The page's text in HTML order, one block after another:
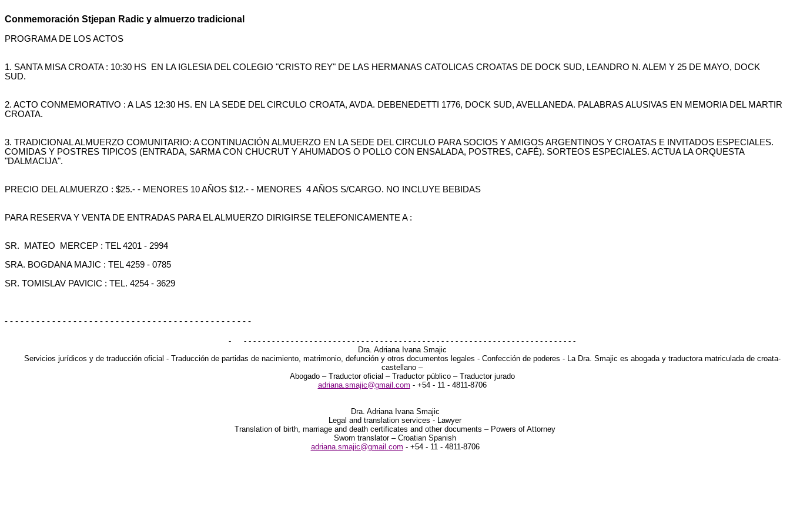
Conmemoración Stjepan Radic y almuerzo tradicional
PROGRAMA DE LOS ACTOS
1. SANTA MISA CROATA : 10:30 HS
EN LA IGLESIA DEL COLEGIO "CRISTO REY" DE LAS HERMANAS CATOLICAS CROATAS DE DOCK SUD, LEANDRO N. ALEM Y 25 DE MAYO, DOCK
SUD.
2. ACTO CONMEMORATIVO : A LAS 12:30 HS. EN LA SEDE DEL CIRCULO CROATA, AVDA. DEBENEDETTI 1776, DOCK SUD, AVELLANEDA. PALABRAS ALUSIVAS EN MEMORIA DEL MARTIR
CROATA.
3. TRADICIONAL ALMUERZO COMUNITARIO: A CONTINUACIÓN ALMUERZO EN LA SEDE DEL CIRCULO PARA SOCIOS Y AMIGOS ARGENTINOS Y CROATAS E INVITADOS ESPECIALES.
COMIDAS Y POSTRES TIPICOS (ENTRADA, SARMA CON CHUCRUT Y AHUMADOS O POLLO CON ENSALADA, POSTRES, CAFÉ). SORTEOS ESPECIALES. ACTUA LA ORQUESTA
"DALMACIJA".
PRECIO DEL ALMUERZO : $25.- - MENORES 10 AÑOS $12.- - MENORES 4 AÑOS S/CARGO. NO INCLUYE BEBIDAS
PARA RESERVA Y VENTA DE ENTRADAS PARA EL ALMUERZO DIRIGIRSE TELEFONICAMENTE A :
SR. MATEO
MERCEP : TEL 4201 - 2994
SRA. BOGDANA MAJIC : TEL 4259 - 0785
SR. TOMISLAV PAVICIC : TEL. 4254 - 3629
- - - - - - - - - - - - - - - - - - - - - - - - - - - - - - - - - - - - - - - - - - - - - - -
-
- - - - - - - - - - - - - - - - - - - - - - - - - - - - - - - - - - - - - - - - - - - - - - - - - - - - - - - - - - - - - - - - - - - - - - -
Dra. Adriana Ivana Smajic
Servicios jurídicos y de traducción oficial - Traducción de partidas de nacimiento, matrimonio, defunción y otros documentos legales - Confección de poderes - La Dra. Smajic es abogada y traductora matriculada de croata-
castellano –
Abogado – Traductor oficial – Traductor público – Traductor jurado
adriana.smajic@gmail.com - +54 - 11 - 4811-8706
Dra. Adriana Ivana Smajic
Legal and translation services - Lawyer
Translation of birth, marriage and death certificates and other documents – Powers of Attorney
Sworn translator – Croatian Spanish
adriana.smajic@gmail.com - +54 - 11 - 4811-8706